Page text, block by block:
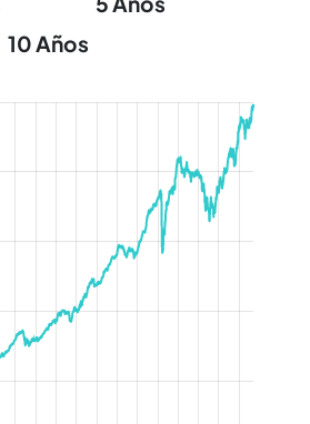
10 Años